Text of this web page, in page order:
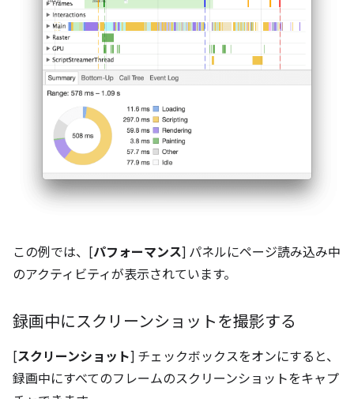
この例では、[パフォーマンス] パネルにページ読み込み中
のアクティビティが表示されています。
録画中にスクリーンショットを撮影する
[スクリーンショット] チェックボックスをオンにすると、
録画中にすべてのフレームのスクリーンショットをキャプ